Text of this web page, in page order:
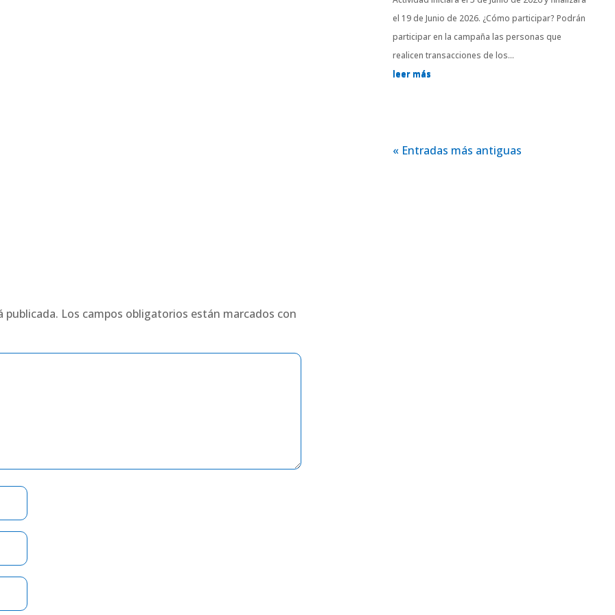
el 19 de Junio de 2026. ¿Cómo participar? Podrán
participar en la campaña las personas que
realicen transacciones de los...
leer más
« Entradas más antiguas
publicada. Los campos obligatorios están marcados con